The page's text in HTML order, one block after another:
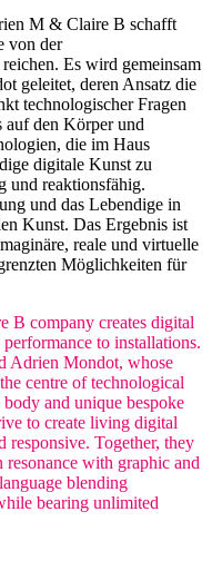
M & Claire B schafft
von der
Es wird gemeinsam
geleitet, deren Ansatz die
technologischer Fragen
auf den Körper und
die im Haus
digitale Kunst zu
und reaktionsfähig.
und das Lebendige in
Kunst. Das Ergebnis ist
reale und virtuelle
Möglichkeiten für
B company creates digital
to installations.
Adrien Mondot, whose
centre of technological
and unique bespoke
to create living digital
responsive. Together, they
with graphic and
blending
bearing unlimited